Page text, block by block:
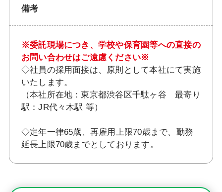
備考
※委託現場につき、学校や保育園等への直接の
お問い合わせはご遠慮ください※
◇社員の採用面接は、原則として本社にて実施
いたします。
（本社所在地：東京都渋谷区千駄ヶ谷 最寄り
駅：JR代々木駅 等）
◇定年一律65歳、再雇用上限70歳まで、勤務
延長上限70歳までとしております。